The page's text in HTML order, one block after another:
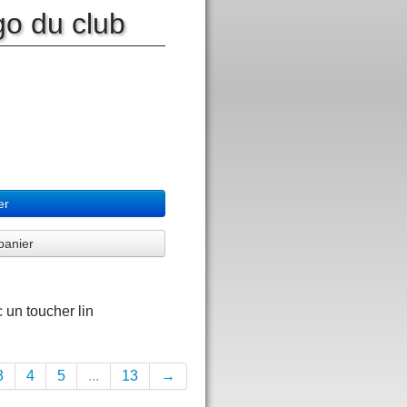
du club
un toucher lin
4 5 ... 13 →